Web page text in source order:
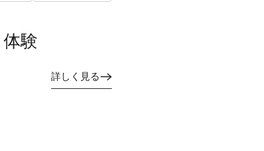
験
詳しく見る